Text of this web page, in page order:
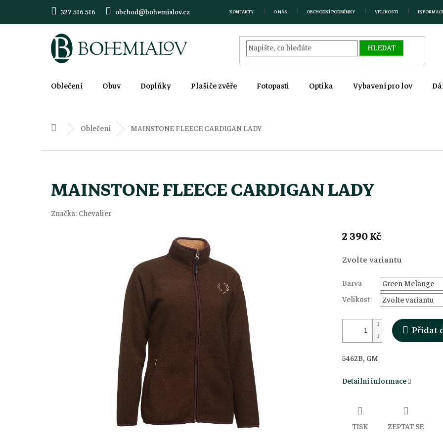
327 516 516 obchod@bohemialov.cz KONTAKTY O NÁS OBCHODNÍ PODMÍNKY VELIKOSTI
HLEDAT
Oblečení Obuv Doplňky Plašiče zvěře Fotopasti Optika Vybavení pro lov
Domů Oblečení MAINSTONE FLEECE CARDIGAN LADY
MAINSTONE FLEECE CARDIGAN LADY
Značka: Chevalier
2 390 Kč
Měrná
cena:
Zvolte variantu
Barva
Velikost
Přidat
5462B, GM
Detailní informace
TISK ZEPTAT SE